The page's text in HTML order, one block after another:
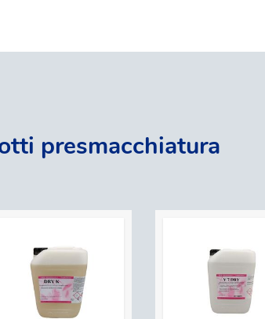
presmacchiatura